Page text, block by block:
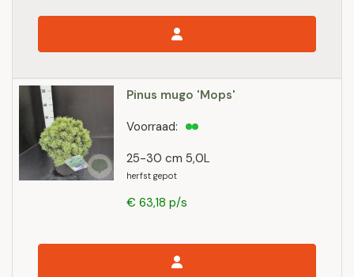
Pinus mugo 'Mops'
25-30 cm 5,0L
herfst gepot
Voorraad:
€ 63,18 p/s